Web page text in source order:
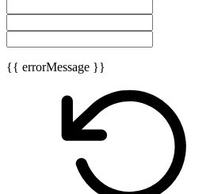
{{ errorMessage }}